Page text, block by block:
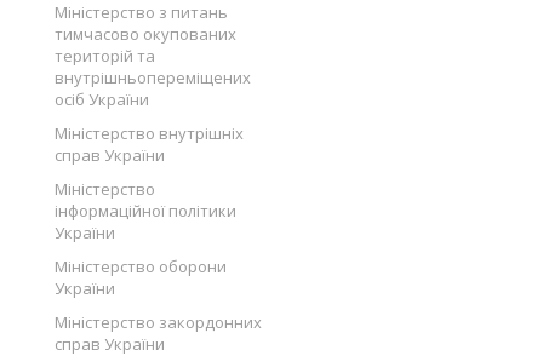
Міністерство з питань
тимчасово окупованих
територій та
внутрішньопереміщених
осіб України
Міністерство внутрішніх
справ України
Міністерство
інформаційної політики
України
Міністерство оборони
України
Міністерство закордонних
справ України